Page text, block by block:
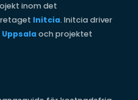
inom det
Initcia. Initcia driver
Uppsalaoch projektet